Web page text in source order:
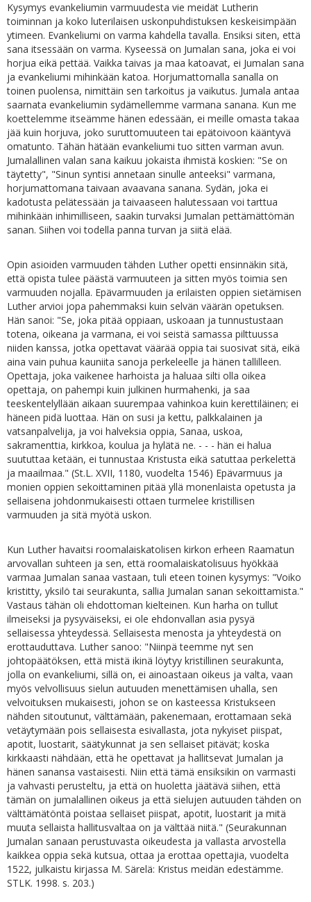
Kysymys evankeliumin varmuudesta vie meidät Lutherin
toiminnan ja koko luterilaisen uskonpuhdistuksen keskeisimpään
ytimeen. Evankeliumi on varma kahdella tavalla. Ensiksi siten, että
sana itsessään on varma. Kyseessä on Jumalan sana, joka ei voi
horjua eikä pettää. Vaikka taivas ja maa katoavat, ei Jumalan sana
ja evankeliumi mihinkään katoa. Horjumattomalla sanalla on
toinen puolensa, nimittäin sen tarkoitus ja vaikutus. Jumala antaa
saarnata evankeliumin sydämellemme varmana sanana. Kun me
koettelemme itseämme hänen edessään, ei meille omasta takaa
jää kuin horjuva, joko suruttomuuteen tai epätoivoon kääntyvä
omatunto. Tähän hätään evankeliumi tuo sitten varman avun.
Jumalallinen valan sana kaikuu jokaista ihmistä koskien: "Se on
täytetty", "Sinun syntisi annetaan sinulle anteeksi" varmana,
horjumattomana taivaan avaavana sanana. Sydän, joka ei
kadotusta pelätessään ja taivaaseen halutessaan voi tarttua
mihinkään inhimilliseen, saakin turvaksi Jumalan pettämättömän
sanan. Siihen voi todella panna turvan ja siitä elää.
Opin asioiden varmuuden tähden Luther opetti ensinnäkin sitä,
että opista tulee päästä varmuuteen ja sitten myös toimia sen
varmuuden nojalla. Epävarmuuden ja erilaisten oppien sietämisen
Luther arvioi jopa pahemmaksi kuin selvän väärän opetuksen.
Hän sanoi: "Se, joka pitää oppiaan, uskoaan ja tunnustustaan
totena, oikeana ja varmana, ei voi seistä samassa pilttuussa
niiden kanssa, jotka opettavat väärää oppia tai suosivat sitä, eikä
aina vain puhua kauniita sanoja perkeleelle ja hänen tallilleen.
Opettaja, joka vaikenee harhoista ja haluaa silti olla oikea
opettaja, on pahempi kuin julkinen hurmahenki, ja saa
teeskentelyllään aikaan suurempaa vahinkoa kuin kerettiläinen; ei
häneen pidä luottaa. Hän on susi ja kettu, palkkalainen ja
vatsanpalvelija, ja voi halveksia oppia, Sanaa, uskoa,
sakramenttia, kirkkoa, koulua ja hylätä ne. - - - hän ei halua
suututtaa ketään, ei tunnustaa Kristusta eikä satuttaa perkelettä
ja maailmaa." (St.L. XVII, 1180, vuodelta 1546) Epävarmuus ja
monien oppien sekoittaminen pitää yllä monenlaista opetusta ja
sellaisena johdonmukaisesti ottaen turmelee kristillisen
varmuuden ja sitä myötä uskon.
Kun Luther havaitsi roomalaiskatolisen kirkon erheen Raamatun
arvovallan suhteen ja sen, että roomalaiskatolisuus hyökkää
varmaa Jumalan sanaa vastaan, tuli eteen toinen kysymys: "Voiko
kristitty, yksilö tai seurakunta, sallia Jumalan sanan sekoittamista."
Vastaus tähän oli ehdottoman kielteinen. Kun harha on tullut
ilmeiseksi ja pysyväiseksi, ei ole ehdonvallan asia pysyä
sellaisessa yhteydessä. Sellaisesta menosta ja yhteydestä on
erottauduttava. Luther sanoo: "Niinpä teemme nyt sen
johtopäätöksen, että mistä ikinä löytyy kristillinen seurakunta,
jolla on evankeliumi, sillä on, ei ainoastaan oikeus ja valta, vaan
myös velvollisuus sielun autuuden menettämisen uhalla, sen
velvoituksen mukaisesti, johon se on kasteessa Kristukseen
nähden sitoutunut, välttämään, pakenemaan, erottamaan sekä
vetäytymään pois sellaisesta esivallasta, jota nykyiset piispat,
apotit, luostarit, säätykunnat ja sen sellaiset pitävät; koska
kirkkaasti nähdään, että he opettavat ja hallitsevat Jumalan ja
hänen sanansa vastaisesti. Niin että tämä ensiksikin on varmasti
ja vahvasti perusteltu, ja että on huoletta jäätävä siihen, että
tämän on jumalallinen oikeus ja että sielujen autuuden tähden on
välttämätöntä poistaa sellaiset piispat, apotit, luostarit ja mitä
muuta sellaista hallitusvaltaa on ja välttää niitä." (Seurakunnan
Jumalan sanaan perustuvasta oikeudesta ja vallasta arvostella
kaikkea oppia sekä kutsua, ottaa ja erottaa opettajia, vuodelta
1522, julkaistu kirjassa M. Särelä: Kristus meidän edestämme.
STLK. 1998. s. 203.)